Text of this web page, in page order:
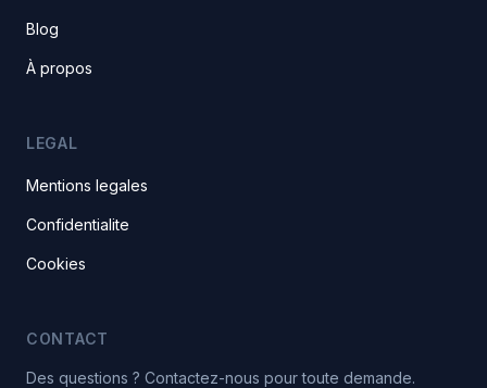
Blog
À propos
LEGAL
Mentions legales
Confidentialite
Cookies
CONTACT
Des questions ? Contactez-nous pour toute demande.